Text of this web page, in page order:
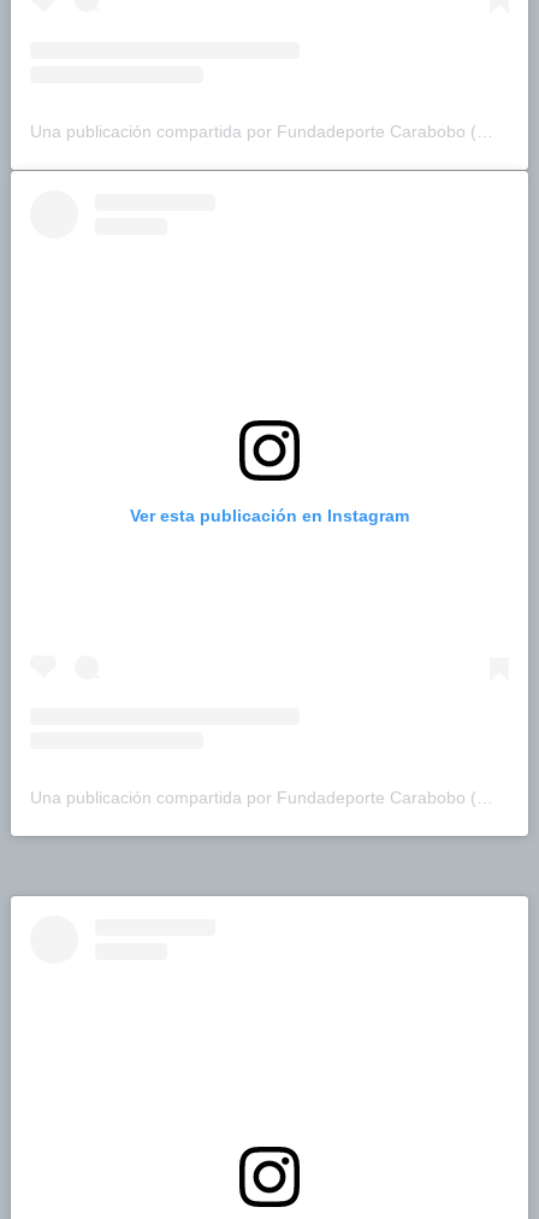
Ver esta publicación en Instagram
Una publicación compartida por Fundadeporte Carabobo (@fundadeporte)